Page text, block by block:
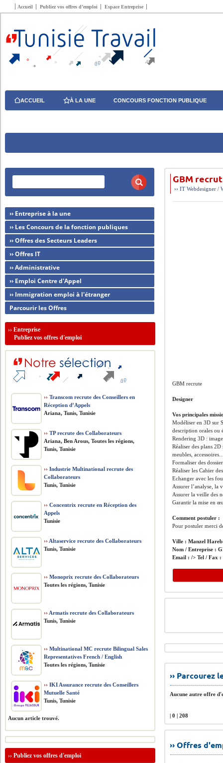
Accueil Publiez vos offres d’emploi Espace Entreprise
ACCUEIL À LA UNE CONCOURS FONCTION PUBLIQUE
GBM
››IT Webdesigner /
GBM recrute
Designer
Vos principales
Modéliser en 3D sur
description orales ou
Rendering 3D :
Réaliser des plans
meubles,
Formaliser des
Réaliser les Cahier
Echanger avec les
Assurer l’analyse, la
Assurer la veille des
Garantir la mise en
Comment postuler :
Pour postuler merci
Ville :Manzel Hareb
Nom / Entreprise :
Email : /> Tel / Fax :
››
Aucune autre offre
| 0 | 208
›› Offres
›› Entreprise à la une
›› Les Concours de la fonction publiques
›› Offres des Secteurs Leaders
›› Offres IT
›› Administrative
›› Emploi Centre d'Appel
›› Immigration emploi à l'étranger
Parcourir les Offres
››Entreprise
Publiez vos offres d'emploi
›› Transcom recrute des Conseillers en
Réception d’Appels
Ariana, Tunis, Tunisie
›› TP recrute des Collaborateurs
Ariana, Ben Arous, Toutes les régions,
Tunis, Tunisie
›› Industrie Multinational recrute des
Collaborateurs
Tunis, Tunisie
›› Concentrix recrute en Réception des
Appels
Tunisie
›› Altaservice recrute des Collaborateurs
Tunis, Tunisie
›› Monoprix recrute des Collaborateurs
Toutes les régions, Tunisie
›› Armatis recrute des Collaborateurs
Tunis, Tunisie
›› Multinational MC recrute Bilingual Sales
Representatives French / English
Toutes les régions, Tunisie
›› IKI Assurance recrute des Conseillers
Mutuelle Santé
Tunis, Tunisie
Aucun article trouvé.
››Publiez vos offres d'emploi